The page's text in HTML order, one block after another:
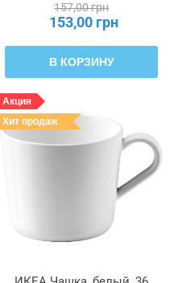
157,00 грн
153,00 грн
В КОРЗИНУ
Акция
Хит продаж